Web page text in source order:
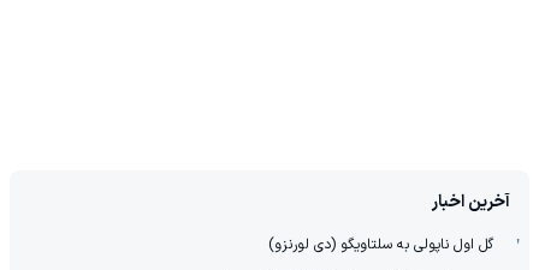
آخرین اخبار
گل اول ناپولی به سلتاویگو (دی لورنزو)